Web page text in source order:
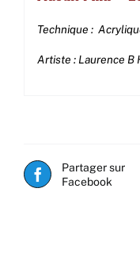
Technique :
Artiste : Laurence B
Partager sur
Facebook